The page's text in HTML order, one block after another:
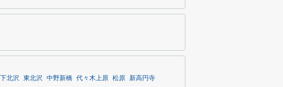
下北沢 東北沢 中野新橋 代々木上原 松原
新高円寺